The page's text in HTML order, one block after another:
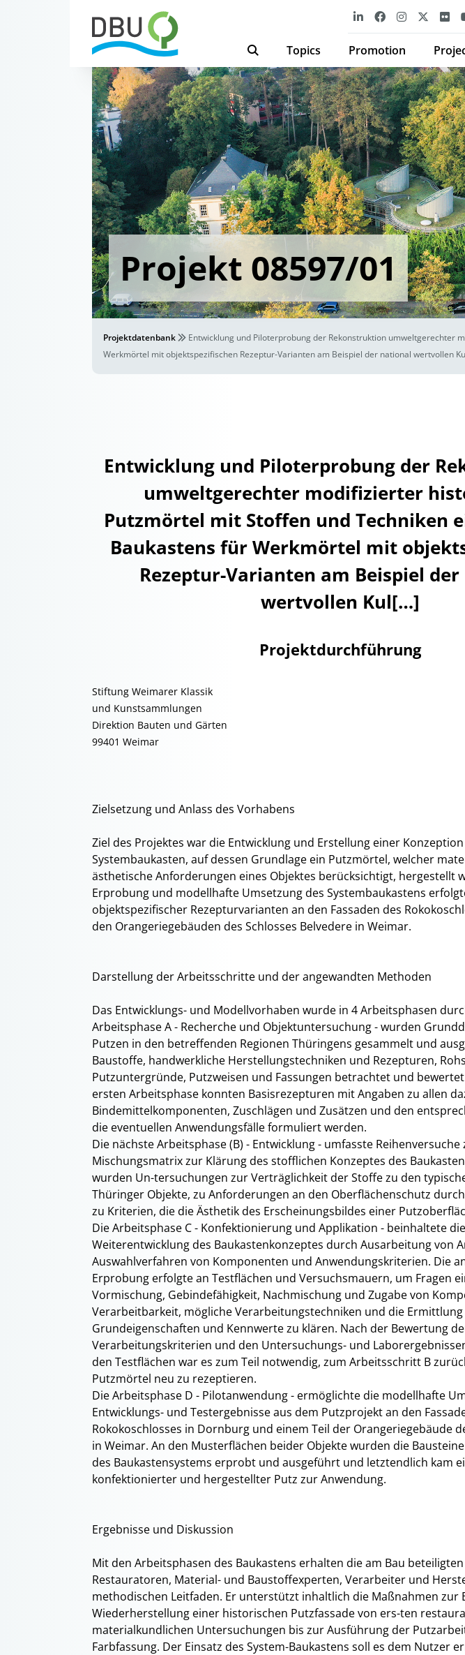
Topics Promotion
Projekt 08597/01
Projektdatenbank
Entwicklung und Piloterprobung der Rekonstruktion umweltgerechter
Werkmörtel mit objektspezifischen Rezeptur-Varianten am Beispiel der national wertvollen
Entwicklung und Piloterprobung der
umweltgerechter modifizierter
Putzmörtel mit Stoffen und Techniken
Baukastens für Werkmörtel mit
Rezeptur-Varianten am Beispiel
wertvollen Kul[…]
Projektdurchführung
Stiftung Weimarer Klassik
und Kunstsammlungen
Direktion Bauten und Gärten
99401 Weimar
Zielsetzung und Anlass des Vorhabens
Ziel des Projektes war die Entwicklung und Erstellung einer
Systembaukasten, auf dessen Grundlage ein Putzmörtel, welcher
ästhetische Anforderungen eines Objektes berücksichtigt, hergestellt
Erprobung und modellhafte Umsetzung des Systembaukastens
objektspezifischer Rezepturvarianten an den Fassaden des
den Orangeriegebäuden des Schlosses Belvedere in Weimar.
Darstellung der Arbeitsschritte und der angewandten Methoden
Das Entwicklungs- und Modellvorhaben wurde in 4 Arbeitsphasen
Arbeitsphase A - Recherche und Objektuntersuchung - wurden
Putzen in den betreffenden Regionen Thüringens gesammelt und
Baustoffe, handwerkliche Herstellungstechniken und Rezepturen,
Putzuntergründe, Putzweisen und Fassungen betrachtet und
ersten Arbeitsphase konnten Basisrezepturen mit Angaben zu allen
Bindemittelkomponenten, Zuschlägen und Zusätzen und den
die eventuellen Anwendungsfälle formuliert werden.
Die nächste Arbeitsphase (B) - Entwicklung - umfasste
Mischungsmatrix zur Klärung des stofflichen Konzeptes des
wurden Un-tersuchungen zur Verträglichkeit der Stoffe zu den
Thüringer Objekte, zu Anforderungen an den Oberflächenschutz
zu Kriterien, die die Ästhetik des Erscheinungsbildes einer
Die Arbeitsphase C - Konfektionierung und Applikation - beinhaltete
Weiterentwicklung des Baukastenkonzeptes durch Ausarbeitung von
Auswahlverfahren von Komponenten und Anwendungskriterien. Die
Erprobung erfolgte an Testflächen und Versuchsmauern, um Fragen
Vormischung, Gebindefähigkeit, Nachmischung und Zugabe von
Verarbeitbarkeit, mögliche Verarbeitungstechniken und die
Grundeigenschaften und Kennwerte zu klären. Nach der Bewertung
Verarbeitungskriterien und den Untersuchungs- und
den Testflächen war es zum Teil notwendig, zum Arbeitsschritt B
Putzmörtel neu zu rezeptieren.
Die Arbeitsphase D - Pilotanwendung - ermöglichte die modellhafte
Entwicklungs- und Testergebnisse aus dem Putzprojekt an den
Rokokoschlosses in Dornburg und einem Teil der Orangeriegebäude
in Weimar. An den Musterflächen beider Objekte wurden die
des Baukastensystems erprobt und ausgeführt und letztendlich kam
konfektionierter und hergestellter Putz zur Anwendung.
Ergebnisse und Diskussion
Mit den Arbeitsphasen des Baukastens erhalten die am Bau
Restauratoren, Material- und Baustoffexperten, Verarbeiter und
methodischen Leitfaden. Er unterstützt inhaltlich die Maßnahmen zur
Wiederherstellung einer historischen Putzfassade von ers-ten
materialkundlichen Untersuchungen bis zur Ausführung der
Farbfassung. Der Einsatz des System-Baukastens soll es dem Nutzer